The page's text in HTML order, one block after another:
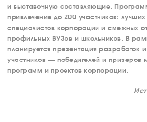
О КОМПАНИИ
и выставочную составляющие.
привлечение до 200 участников:
специалистов корпорации и смежных
профильных ВУЗов и школьников. В
планируется презентация разработок и
участников — победителей и призеров
программ и проектов корпорации.